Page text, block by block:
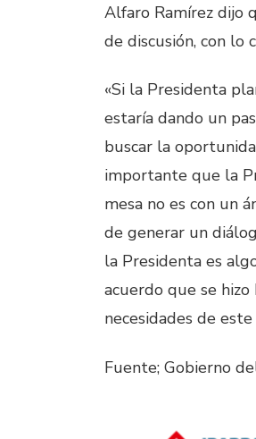
Alfaro Ramírez dijo
de discusión, con lo
«Si la Presidenta
estaría dando un
buscar la
importante que la
mesa no es con un
de generar un
la Presidenta es
acuerdo que se
necesidades de
Fuente; Gobierno